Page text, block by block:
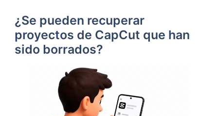
¿Se pueden recuperar
proyectos de CapCut que han
sido borrados?